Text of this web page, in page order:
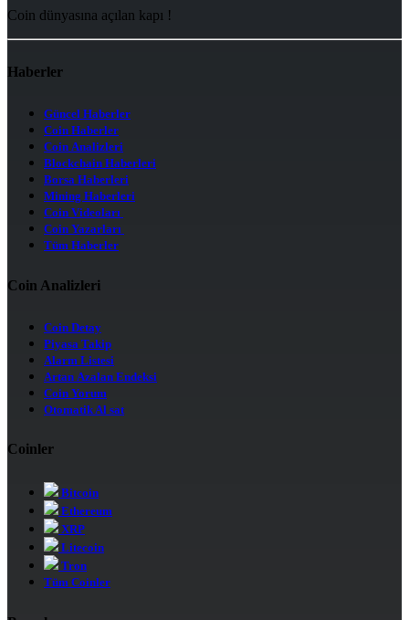
Coin dünyasına açılan kapı !
Haberler
Güncel Haberler
Coin Haberler
Coin Analizleri
Blockchain Haberleri
Borsa Haberleri
Mining Haberleri
Coin Videoları
Coin Yazarları
Tüm Haberler
Coin Analizleri
Coin Detay
Piyasa Takip
Alarm Listesi
Artan Azalan Endeksi
Coin Yorum
Otomatik Al sat
Coinler
Bitcoin
Ethereum
XRP
Litecoin
Tron
Tüm Coinler